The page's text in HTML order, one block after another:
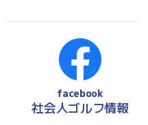
facebook
社会人ゴルフ情報